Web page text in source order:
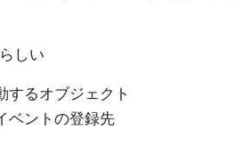
しい
するオブジェクト
ベントの登録先